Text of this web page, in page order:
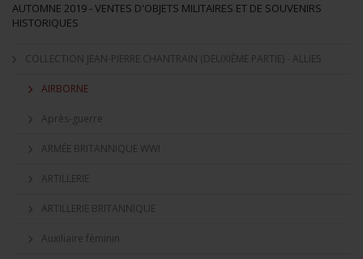
AUTOMNE 2019 - VENTES D'OBJETS MILITAIRES ET DE SOUVENIRS
HISTORIQUES
COLLECTION JEAN-PIERRE CHANTRAIN (DEUXIÈME PARTIE) - ALLIES
AIRBORNE
Après-guerre
ARMÉE BRITANNIQUE WWI
ARTILLERIE
ARTILLERIE BRITANNIQUE
Auxiliaire féminin